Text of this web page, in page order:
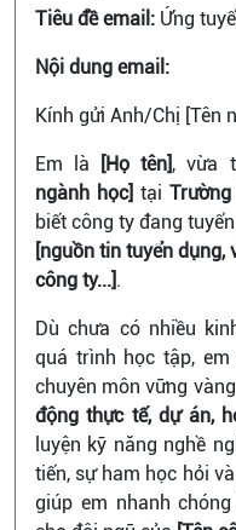
Tiêu đề email: Ứng
Nội dung email:
Kính gửi Anh/Chị [Tên
Em là [Họ tên], vừa
ngành học] tại
biết công ty đang
[nguồn tin tuyển dụng,
công ty...].
Dù chưa có nhiều
quá trình học tập,
chuyên môn vững
động thực tế, dự án,
luyện kỹ năng nghề
tiến, sự ham học hỏi
giúp em nhanh